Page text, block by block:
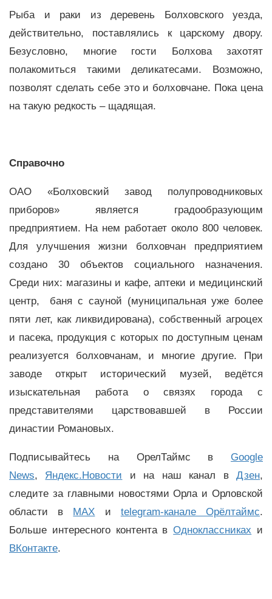
Рыба и раки из деревень Болховского уезда,
действительно, поставлялись к царскому двору.
Безусловно, многие гости Болхова захотят
полакомиться такими деликатесами. Возможно,
позволят сделать себе это и болховчане. Пока цена
на такую редкость – щадящая.
Справочно
ОАО «Болховский завод полупроводниковых
приборов» является градообразующим
предприятием. На нем работает около 800 человек.
Для улучшения жизни болховчан предприятием
создано 30 объектов социального назначения.
Среди них: магазины и кафе, аптеки и медицинский
центр, баня с сауной (муниципальная уже более
пяти лет, как ликвидирована), собственный агроцех
и пасека, продукция с которых по доступным ценам
реализуется болховчанам, и многие другие. При
заводе открыт исторический музей, ведётся
изыскательная работа о связях города с
представителями царствовавшей в России
династии Романовых.
Подписывайтесь на ОрелТаймс в Google
News, Яндекс.Новости и на наш канал вДзен,
следите за главными новостями Орла и Орловской
области в MAX и telegram-канале Орёлтаймс.
Больше интересного контента вОдноклассниках и
ВКонтакте.